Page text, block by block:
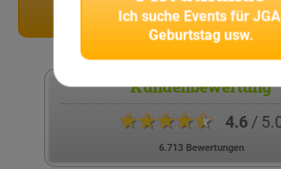
Stadtrallyes für
Kundenbewertung
★★★★★ 4.6/
6.713 Bewertungen
Ich suche Events für
Geburtstag usw.